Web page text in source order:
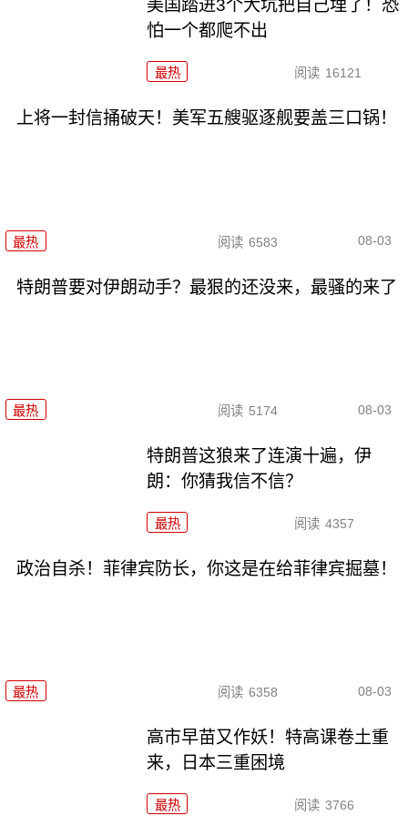
美国踏进3个大坑把自己埋了！恐
怕一个都爬不出
最热 阅读 16121
上将一封信捅破天！美军五艘驱逐舰要盖三口锅！
最热 阅读 6583 08-03
特朗普要对伊朗动手？最狠的还没来，最骚的来了
最热 阅读 5174 08-03
特朗普这狼来了连演十遍，伊
朗：你猜我信不信？
最热 阅读 4357
政治自杀！菲律宾防长，你这是在给菲律宾掘墓！
最热 阅读 6358 08-03
高市早苗又作妖！特高课卷土重
来，日本三重困境
最热 阅读 3766